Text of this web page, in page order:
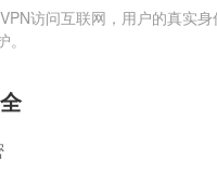
访问互联网，用户的真实